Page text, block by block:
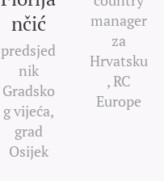
nčić
predsjed
nik
Gradsko
g vijeća,
grad
Osijek
manager
za
Hrvatsku
, RC
Europe